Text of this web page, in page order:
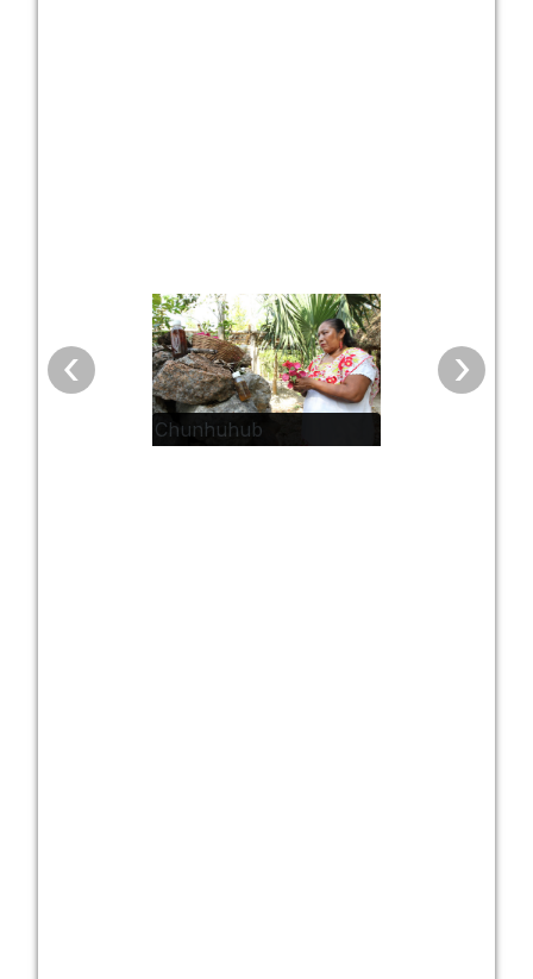
Chunhuhub
‹ ›